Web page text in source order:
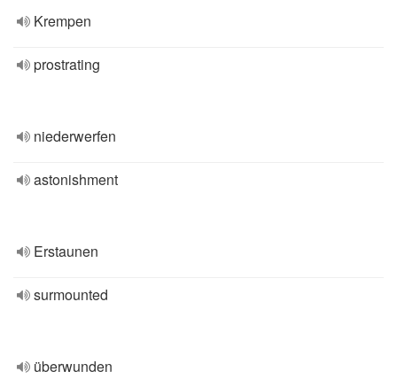
Krempen
prostrating
niederwerfen
astonishment
Erstaunen
surmounted
überwunden